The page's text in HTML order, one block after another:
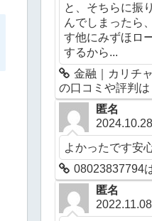
と、そちらに振
んでしまったら
す他にみずほロ
するから...
金融｜カリチ
の口コミや評判は
匿名
2024.10.28
よかったです安
08023837794
匿名
2022.11.08